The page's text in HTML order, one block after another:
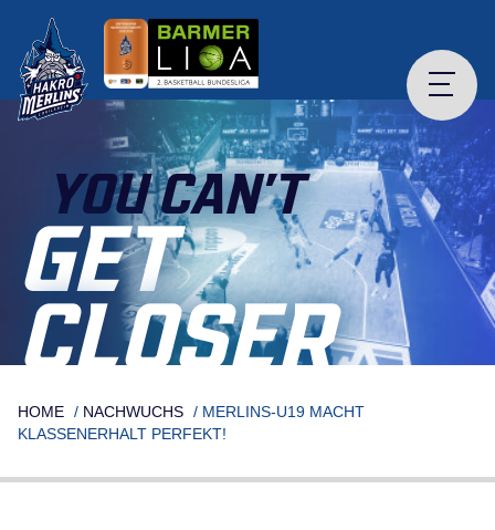
content
YOU CAN’T
GET
CLOSER
HOME / NACHWUCHS / MERLINS-U19 MACHT
KLASSENERHALT PERFEKT!